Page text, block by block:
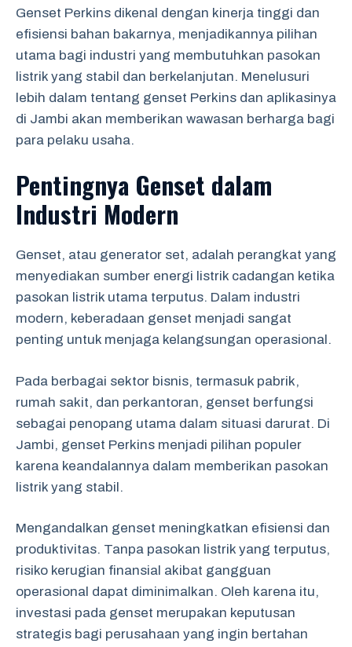
Genset Perkins dikenal dengan kinerja tinggi dan
efisiensi bahan bakarnya, menjadikannya pilihan
utama bagi industri yang membutuhkan pasokan
listrik yang stabil dan berkelanjutan. Menelusuri
lebih dalam tentang genset Perkins dan aplikasinya
di Jambi akan memberikan wawasan berharga bagi
para pelaku usaha.
Pentingnya Genset dalam
Industri Modern
Genset, atau generator set, adalah perangkat yang
menyediakan sumber energi listrik cadangan ketika
pasokan listrik utama terputus. Dalam industri
modern, keberadaan genset menjadi sangat
penting untuk menjaga kelangsungan operasional.
Pada berbagai sektor bisnis, termasuk pabrik,
rumah sakit, dan perkantoran, genset berfungsi
sebagai penopang utama dalam situasi darurat. Di
Jambi, genset Perkins menjadi pilihan populer
karena keandalannya dalam memberikan pasokan
listrik yang stabil.
Mengandalkan genset meningkatkan efisiensi dan
produktivitas. Tanpa pasokan listrik yang terputus,
risiko kerugian finansial akibat gangguan
operasional dapat diminimalkan. Oleh karena itu,
investasi pada genset merupakan keputusan
strategis bagi perusahaan yang ingin bertahan